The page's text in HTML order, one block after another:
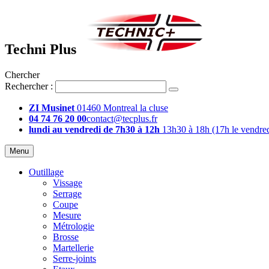
Techni Plus
Chercher
Rechercher :
ZI Musinet 01460 Montreal la cluse
04 74 76 20 00contact@tecplus.fr
lundi au vendredi de 7h30 à 12h 13h30 à 18h (17h le
Menu
Outillage
Vissage
Serrage
Coupe
Mesure
Métrologie
Brosse
Martellerie
Serre-joints